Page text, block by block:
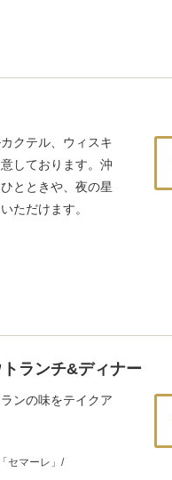
クテル、ウィスキ
しております。沖
とときや、夜の星
ただけます。
ランチ&ディナー
ンの味をテイクア
セマーレ」